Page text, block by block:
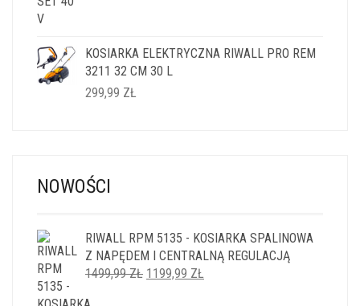
KOSIARKA ELEKTRYCZNA RIWALL PRO REM
3211 32 CM 30 L
299,99 ZŁ
NOWOŚCI
RIWALL RPM 5135 - KOSIARKA SPALINOWA
Z NAPĘDEM I CENTRALNĄ REGULACJĄ
1499,99ZŁ PIERWOTNA
1199,99 ZŁ